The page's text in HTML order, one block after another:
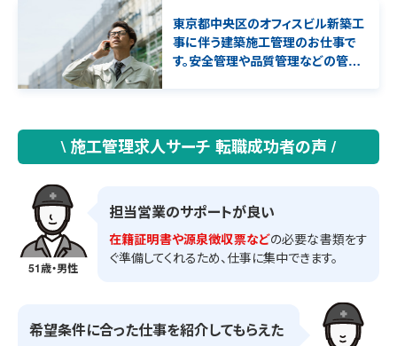
の資格必須となります。
東京都中央区のオフィスビル新築工
事に伴う建築施工管理のお仕事で
す。安全管理や品質管理などの管理
\ 施工管理求人サーチ 転職成功者の声 /
51歳・男性
担当営業のサポートが良い
在籍証明書や源泉徴収票などの必要な書類をす
ぐ準備してくれるため、仕事に集中できます。
希望条件に合った仕事を紹介してもらえた